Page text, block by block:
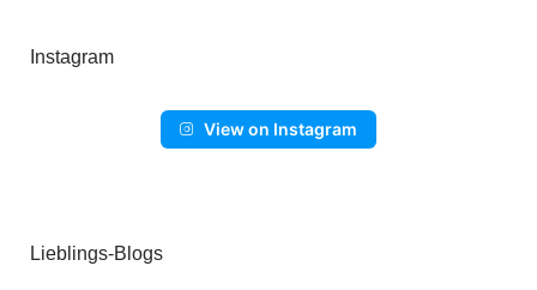
Instagram
View on Instagram
Lieblings-Blogs